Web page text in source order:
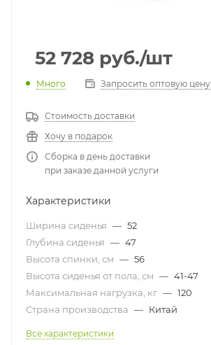
52 728 руб./шт
Много Запросить оптовую цену
Стоимость доставки
Хочу в подарок
Сборка в день доставки
при заказе данной услуги
Характеристики
Ширина сиденья — 52
Глубина сиденья — 47
Высота спинки, см — 56
Высота сиденья от пола, см — 41-47
Максимальная нагрузка, кг — 120
Страна производства — Китай
Все характеристики